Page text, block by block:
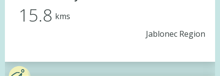
15.8 kms
Jablonec Region